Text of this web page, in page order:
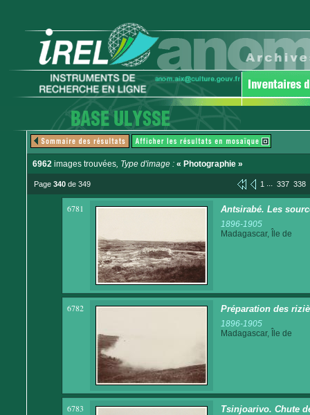
6962 images trouvées, Type d'image : « Photographie »
Page 340 de 349 1 ... 337 338
6781 Antsirabé. Les
1896-1905
Madagascar, Île de
6782 Préparation des
1896-1905
Madagascar, Île de
6783 Tsinjoarivo. Chute